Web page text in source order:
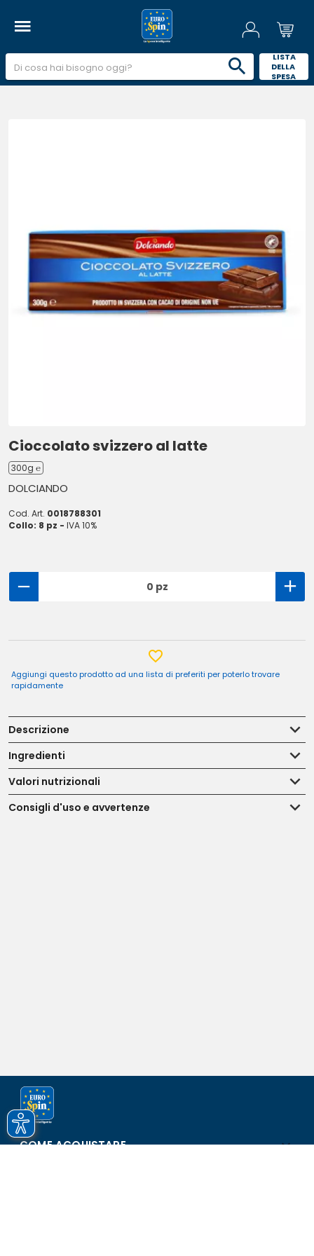
LISTA
DELLA
SPESA
Cioccolato svizzero al latte
300g ℮
DOLCIANDO
Cod. Art. 0018788301
Collo: 8 pz - IVA 10%
0 pz
Aggiungi questo prodotto ad una lista di preferiti per poterlo trovare
rapidamente
Descrizione
Ingredienti
Valori nutrizionali
Consigli d'uso e avvertenze
COME ACQUISTARE